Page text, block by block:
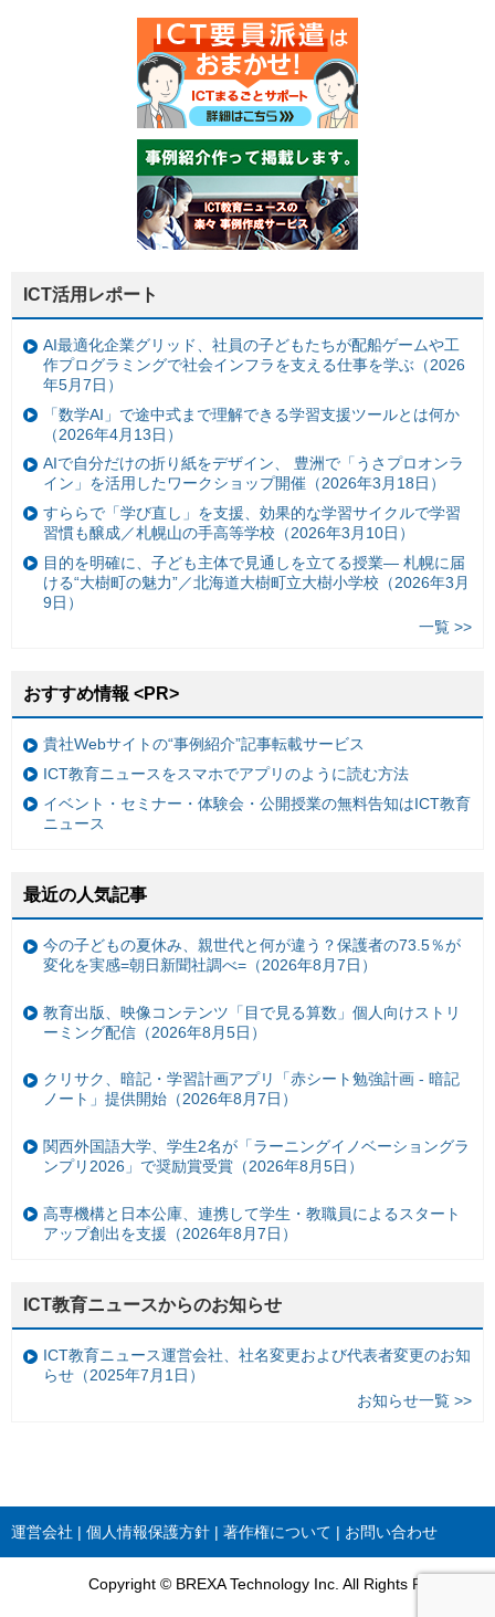
ICT活用レポート
AI最適化企業グリッド、社員の子どもたちが配船ゲームや工
作プログラミングで社会インフラを支える仕事を学ぶ（2026
年5月7日）
「数学AI」で途中式まで理解できる学習支援ツールとは何か
（2026年4月13日）
AIで自分だけの折り紙をデザイン、 豊洲で「うさプロオンラ
イン」を活用したワークショップ開催（2026年3月18日）
すららで「学び直し」を支援、効果的な学習サイクルで学習
習慣も醸成／札幌山の手高等学校（2026年3月10日）
目的を明確に、子ども主体で見通しを立てる授業— 札幌に届
ける“大樹町の魅力”／北海道大樹町立大樹小学校（2026年3月
9日）
一覧 >>
おすすめ情報 <PR>
貴社Webサイトの“事例紹介”記事転載サービス
ICT教育ニュースをスマホでアプリのように読む方法
イベント・セミナー・体験会・公開授業の無料告知はICT教育
ニュース
最近の人気記事
今の子どもの夏休み、親世代と何が違う？保護者の73.5％が
変化を実感=朝日新聞社調べ=（2026年8月7日）
教育出版、映像コンテンツ「目で見る算数」個人向けストリ
ーミング配信（2026年8月5日）
クリサク、暗記・学習計画アプリ「赤シート勉強計画 - 暗記
ノート」提供開始（2026年8月7日）
関西外国語大学、学生2名が「ラーニングイノベーショングラ
ンプリ2026」で奨励賞受賞（2026年8月5日）
高専機構と日本公庫、連携して学生・教職員によるスタート
アップ創出を支援（2026年8月7日）
ICT教育ニュースからのお知らせ
ICT教育ニュース運営会社、社名変更および代表者変更のお知
らせ（2025年7月1日）
お知らせ一覧 >>
運営会社 個人情報保護方針 著作権について お問い合わせ
Copyright © BREXA Technology Inc. All Rights Reserved.